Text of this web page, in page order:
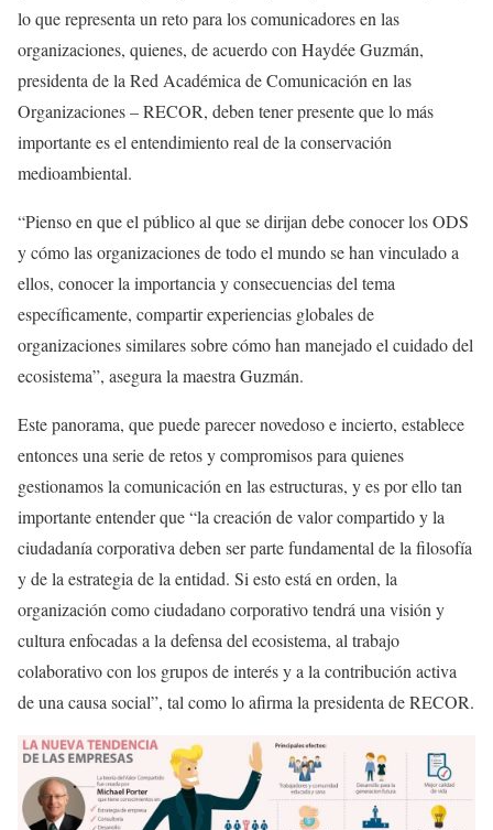
lo que representa un reto para los comunicadores en las
organizaciones, quienes, de acuerdo con Haydée Guzmán,
presidenta de la Red Académica de Comunicación en las
Organizaciones – RECOR, deben tener presente que lo más
importante es el entendimiento real de la conservación
medioambiental.
“Pienso en que el público al que se dirijan debe conocer los ODS
y cómo las organizaciones de todo el mundo se han vinculado a
ellos, conocer la importancia y consecuencias del tema
específicamente, compartir experiencias globales de
organizaciones similares sobre cómo han manejado el cuidado del
ecosistema”, asegura la maestra Guzmán.
Este panorama, que puede parecer novedoso e incierto, establece
entonces una serie de retos y compromisos para quienes
gestionamos la comunicación en las estructuras, y es por ello tan
importante entender que “la creación de valor compartido y la
ciudadanía corporativa deben ser parte fundamental de la filosofía
y de la estrategia de la entidad. Si esto está en orden, la
organización como ciudadano corporativo tendrá una visión y
cultura enfocadas a la defensa del ecosistema, al trabajo
colaborativo con los grupos de interés y a la contribución activa
de una causa social”, tal como lo afirma la presidenta de RECOR.